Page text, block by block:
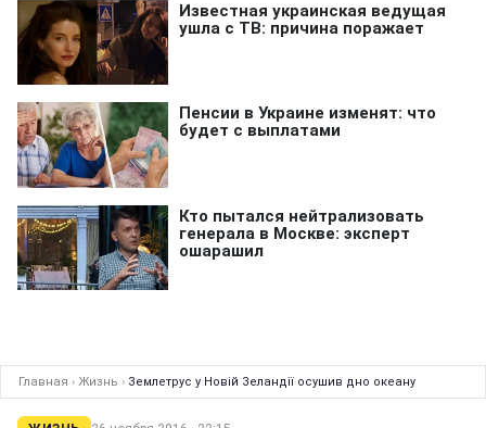
Главная › Жизнь › Землетрус у Новій Зеландії осушив дно океану